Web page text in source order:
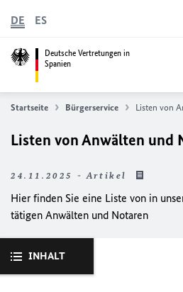
Deutsche Vertretungen in
Spanien
DE ES
Startseite Bürgerservice Listen von
Listen von Anwälten und
24.11.2025 - Artikel
Hier finden Sie eine Liste von in
tätigen Anwälten und Notaren
INHALT